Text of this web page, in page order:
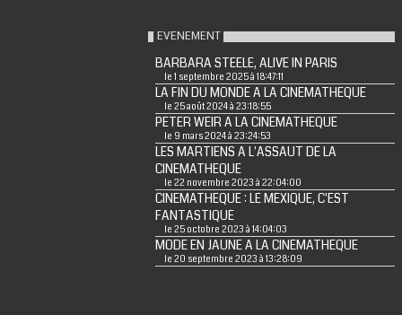
EVENEMENT
BARBARA STEELE, ALIVE IN PARIS
le 1 septembre 2025 à 18:47:11
LA FIN DU MONDE A LA CINEMATHEQUE
le 25 août 2024 à 23:18:55
PETER WEIR A LA CINEMATHEQUE
le 9 mars 2024 à 23:24:53
LES MARTIENS A L'ASSAUT DE LA
CINEMATHEQUE
le 22 novembre 2023 à 22:04:00
CINEMATHEQUE : LE MEXIQUE, C'EST
FANTASTIQUE
le 25 octobre 2023 à 14:04:03
MODE EN JAUNE A LA CINEMATHEQUE
le 20 septembre 2023 à 13:28:09